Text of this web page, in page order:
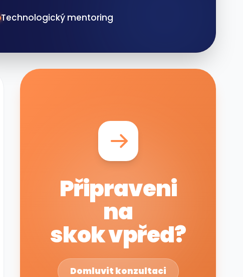
Technologický mentoring
Připraveni
na
skok vpřed?
Domluvit konzultaci